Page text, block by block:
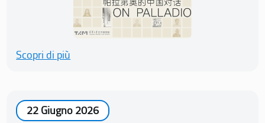
Scopri di più
22 Giugno 2026